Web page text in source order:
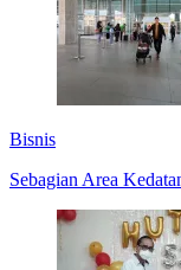
Bisnis
Sebagian Area